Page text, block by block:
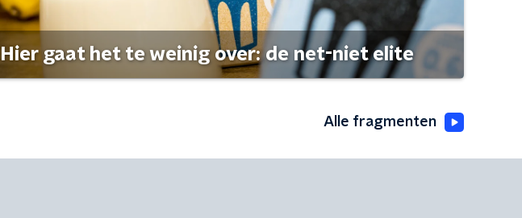
Hier gaat het te weinig over: de net-niet elite
Alle fragmenten